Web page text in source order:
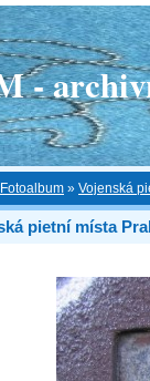
-
Fotoalbum » Vojenská
pietní místa